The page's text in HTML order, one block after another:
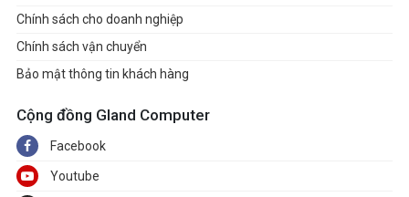
Chính sách cho doanh nghiệp
Chính sách vận chuyển
Bảo mật thông tin khách hàng
Cộng đồng Gland Computer
Facebook
Youtube